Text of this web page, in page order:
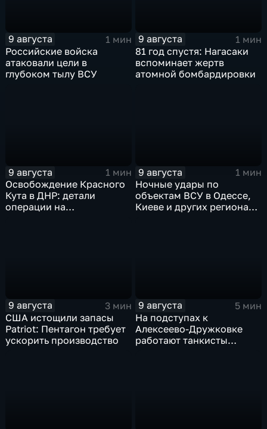
9 августа
1 мин
Российские войска
атаковали цели в
глубоком тылу ВСУ
9 августа
1 мин
81 год спустя: Нагасаки
вспоминает жертв
атомной бомбардировки
9 августа
1 мин
Освобождение Красного
Кута в ДНР: детали
операции на
9 августа
1 мин
Ночные удары по
объектам ВСУ в Одессе,
Киеве и других регионах
9 августа
3 мин
США истощили запасы
Patriot: Пентагон требует
ускорить производство
9 августа
5 мин
На подступах к
Алексеево-Дружковке
работают танкисты